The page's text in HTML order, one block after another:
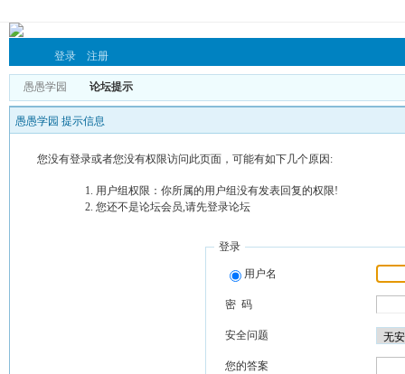
登录 注册
愚愚学园 论坛提示
愚愚学园 提示信息
您没有登录或者您没有权限访问此页面，可能有如下几个原因:
用户组权限：你所属的用户组没有发表回复的权限!
您还不是论坛会员,请先登录论坛
登录
用户名
密 码
安全问题
您的答案